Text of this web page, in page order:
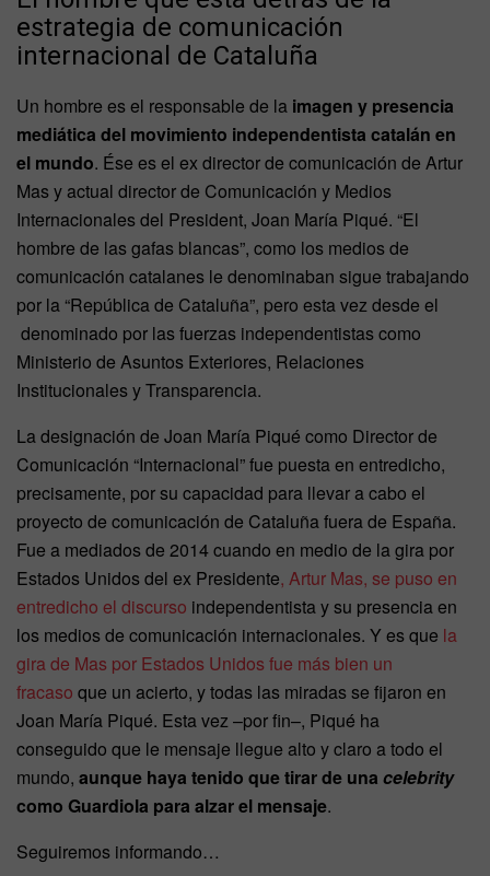
estrategia de comunicación
internacional de Cataluña
Un hombre es el responsable de la imagen y presencia
mediática del movimiento independentista catalán en
el mundo. Ése es el ex director de comunicación de Artur
Mas y actual director de Comunicación y Medios
Internacionales del President, Joan María Piqué. “El
hombre de las gafas blancas”, como los medios de
comunicación catalanes le denominaban sigue trabajando
por la “República de Cataluña”, pero esta vez desde el
denominado por las fuerzas independentistas como
Ministerio de Asuntos Exteriores, Relaciones
Institucionales y Transparencia.
La designación de Joan María Piqué como Director de
Comunicación “Internacional” fue puesta en entredicho,
precisamente, por su capacidad para llevar a cabo el
proyecto de comunicación de Cataluña fuera de España.
Fue a mediados de 2014 cuando en medio de la gira por
Estados Unidos del ex Presidente, Artur Mas, se puso en
entredicho el discurso independentista y su presencia en
los medios de comunicación internacionales. Y es que la
gira de Mas por Estados Unidos fue más bien un
fracaso que un acierto, y todas las miradas se fijaron en
Joan María Piqué. Esta vez –por fin–, Piqué ha
conseguido que le mensaje llegue alto y claro a todo el
mundo, aunque haya tenido que tirar de una celebrity
como Guardiola para alzar el mensaje.
Seguiremos informando…